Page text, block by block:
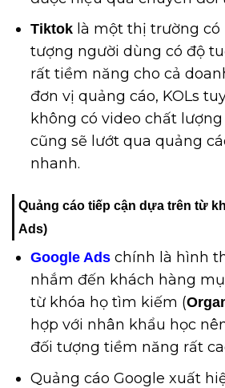
Tiktok là một thị trường có
tượng người dùng có độ
rất tiềm năng cho cả
đơn vị quảng cáo, KOLs
không có video chất
cũng sẽ lướt qua quảng
nhanh.
Quảng cáo tiếp cận dựa trên từ
Ads)
Google Ads chính là hình
nhắm đến khách hàng
từ khóa họ tìm kiếm (
hợp với nhân khẩu học
đối tượng tiềm năng rất
Quảng cáo Google xuất